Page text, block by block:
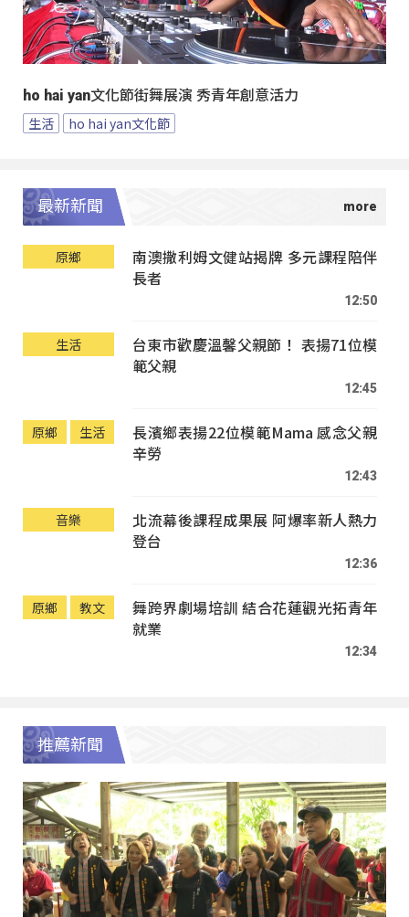
ho hai yan文化節街舞展演 秀青年創意活力
生活 ho hai yan文化節
最新新聞
原鄉
南澳撒利姆文健站揭牌 多元課程陪伴
長者
12:50
生活
台東市歡慶溫馨父親節！ 表揚71位模
範父親
12:45
原鄉 生活
長濱鄉表揚22位模範Mama 感念父親
辛勞
12:43
音樂
北流幕後課程成果展 阿爆率新人熱力
登台
12:36
原鄉 教文
舞跨界劇場培訓 結合花蓮觀光拓青年
就業
12:34
推薦新聞